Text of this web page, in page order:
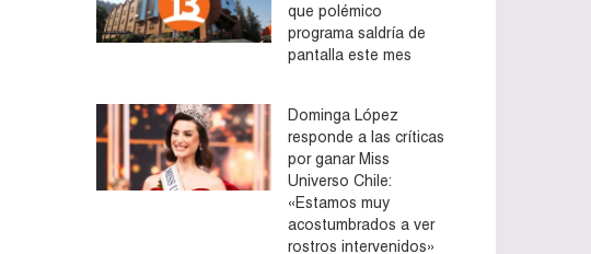
que polémico
programa saldría de
pantalla este mes
Dominga López
responde a las críticas
por ganar Miss
Universo Chile:
«Estamos muy
acostumbrados a ver
rostros intervenidos»